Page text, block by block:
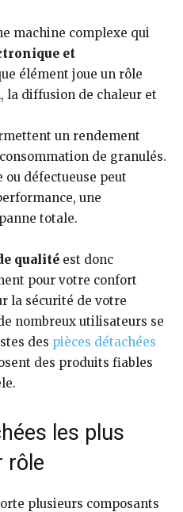
machine complexe qui
et
élément joue un rôle
la diffusion de chaleur et
un rendement
de granulés.
ou défectueuse peut
une
totale.
qualité est donc
pour votre confort
la sécurité de votre
nombreux utilisateurs se
des pièces détachées
des produits fiables
les plus
rôle
plusieurs composants